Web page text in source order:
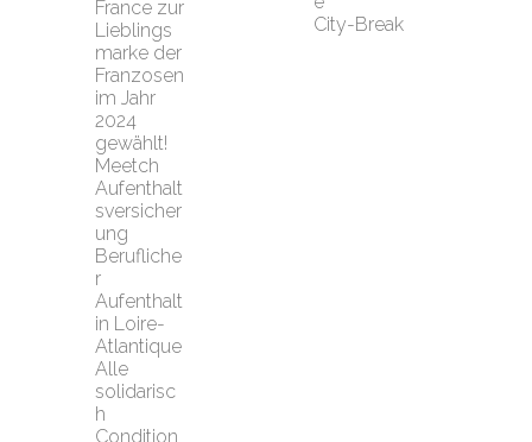
France zur
Lieblings
marke der
Franzosen
im Jahr
2024
gewählt!
Meetch
Aufenthalt
sversicher
ung
Berufliche
r
Aufenthalt
in Loire-
Atlantique
Alle
solidarisc
h
Condition
City-Break